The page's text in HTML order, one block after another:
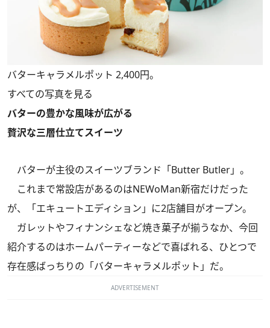
バターキャラメルポット 2,400円。
すべての写真を見る
バターの豊かな風味が広がる
贅沢な三層仕立てスイーツ
バターが主役のスイーツブランド「Butter Butler」。
これまで常設店があるのはNEWoMan新宿だけだった
が、「エキュートエディション」に2店舗目がオープン。
ガレットやフィナンシェなど焼き菓子が揃うなか、今回
紹介するのはホームパーティーなどで喜ばれる、ひとつで
存在感ばっちりの「バターキャラメルポット」だ。
ADVERTISEMENT